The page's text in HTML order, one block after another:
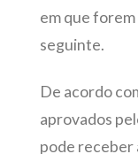
em que
seguinte.
De acordo
aprovados
pode receber